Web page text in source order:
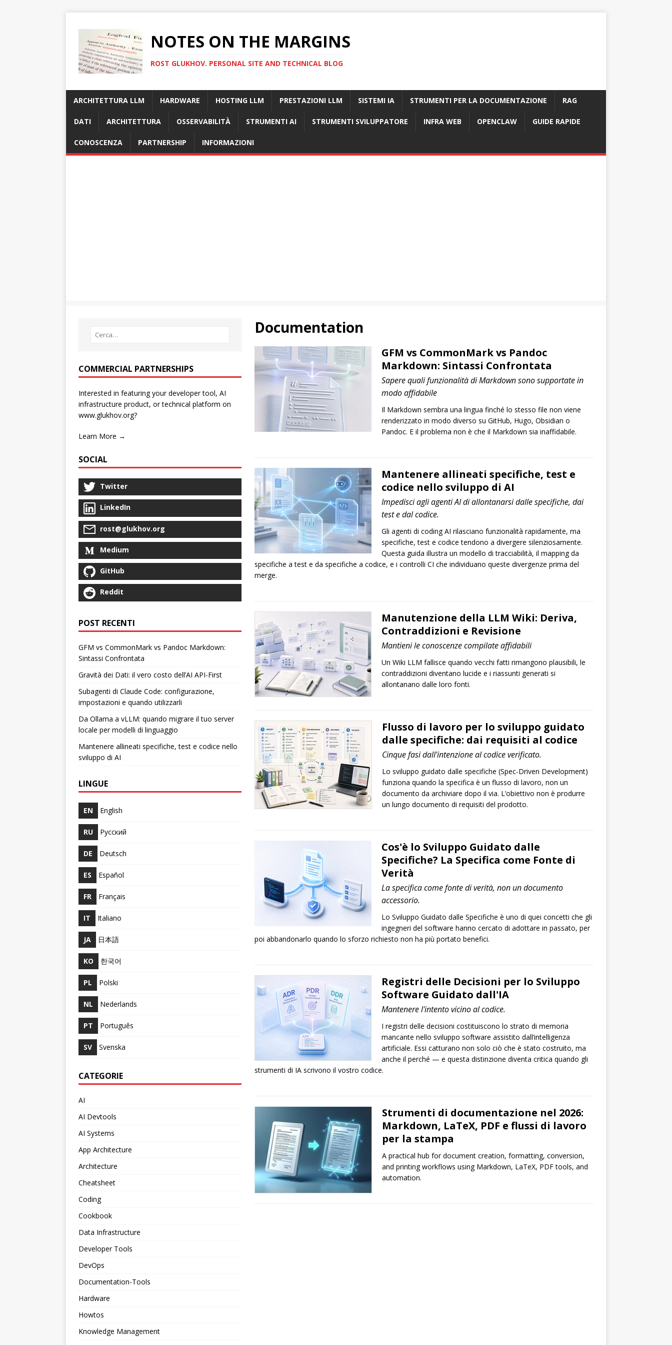
NOTES ON THE MARGINS
ROST GLUKHOV. PERSONAL SITE AND TECHNICAL BLOG
ARCHITETTURA LLM HARDWARE HOSTING LLM PRESTAZIONI LLM SISTEMI IA STRUMENTI PER LA DOCUMENTAZIONE RAG
DATI ARCHITETTURA OSSERVABILITÀ STRUMENTI AI STRUMENTI SVILUPPATORE INFRA WEB OPENCLAW GUIDE RAPIDE
CONOSCENZA PARTNERSHIP INFORMAZIONI
Documentation
GFM vs CommonMark vs Pandoc
Markdown: Sintassi Confrontata
Sapere quali funzionalità di Markdown sono supportate in
modo affidabile
Il Markdown sembra una lingua finché lo stesso file non viene
renderizzato in modo diverso su GitHub, Hugo, Obsidian o
Pandoc. E il problema non è che il Markdown sia inaffidabile.
Mantenere allineati specifiche, test e
codice nello sviluppo di AI
Impedisci agli agenti AI di allontanarsi dalle specifiche, dai
test e dal codice.
Gli agenti di coding AI rilasciano funzionalità rapidamente, ma
specifiche, test e codice tendono a divergere silenziosamente.
Questa guida illustra un modello di tracciabilità, il mapping da
specifiche a test e da specifiche a codice, e i controlli CI che individuano queste divergenze prima del
merge.
Manutenzione della LLM Wiki: Deriva,
Contraddizioni e Revisione
Mantieni le conoscenze compilate affidabili
Un Wiki LLM fallisce quando vecchi fatti rimangono plausibili, le
contraddizioni diventano lucide e i riassunti generati si
allontanano dalle loro fonti.
Flusso di lavoro per lo sviluppo guidato
dalle specifiche: dai requisiti al codice
Cinque fasi dall'intenzione al codice verificato.
Lo sviluppo guidato dalle specifiche (Spec-Driven Development)
funziona quando la specifica è un flusso di lavoro, non un
documento da archiviare dopo il via. L’obiettivo non è produrre
un lungo documento di requisiti del prodotto.
Cos'è lo Sviluppo Guidato dalle
Specifiche? La Specifica come Fonte di
Verità
La specifica come fonte di verità, non un documento
accessorio.
Lo Sviluppo Guidato dalle Specifiche è uno di quei concetti che gli
ingegneri del software hanno cercato di adottare in passato, per
poi abbandonarlo quando lo sforzo richiesto non ha più portato benefici.
Registri delle Decisioni per lo Sviluppo
Software Guidato dall'IA
Mantenere l'intento vicino al codice.
I registri delle decisioni costituiscono lo strato di memoria
mancante nello sviluppo software assistito dall’intelligenza
artificiale. Essi catturano non solo ciò che è stato costruito, ma
anche il perché — e questa distinzione diventa critica quando gli
strumenti di IA scrivono il vostro codice.
Strumenti di documentazione nel 2026:
Markdown, LaTeX, PDF e flussi di lavoro
per la stampa
A practical hub for document creation, formatting, conversion,
and printing workflows using Markdown, LaTeX, PDF tools, and
automation.
COMMERCIAL PARTNERSHIPS
Interested in featuring your developer tool, AI
infrastructure product, or technical platform on
www.glukhov.org?
Learn More →
SOCIAL
Twitter
LinkedIn
rost@glukhov.org
Medium
GitHub
Reddit
POST RECENTI
GFM vs CommonMark vs Pandoc Markdown:
Sintassi Confrontata
Gravità dei Dati: il vero costo dell’AI API-First
Subagenti di Claude Code: configurazione,
impostazioni e quando utilizzarli
Da Ollama a vLLM: quando migrare il tuo server
locale per modelli di linguaggio
Mantenere allineati specifiche, test e codice nello
sviluppo di AI
LINGUE
EN English
RU Русский
DE Deutsch
ES Español
FR Français
IT Italiano
JA 日本語
KO 한국어
PL Polski
NL Nederlands
PT Português
SV Svenska
CATEGORIE
AI
AI Devtools
AI Systems
App Architecture
Architecture
Cheatsheet
Coding
Cookbook
Data Infrastructure
Developer Tools
DevOps
Documentation-Tools
Hardware
Howtos
Knowledge Management